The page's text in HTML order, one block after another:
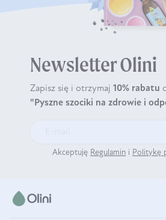
Newsletter Olini
Zapisz się i otrzymaj 10% rabatu
"Pyszne szociki na zdrowie i
Akceptuję Regulamin i Politykę